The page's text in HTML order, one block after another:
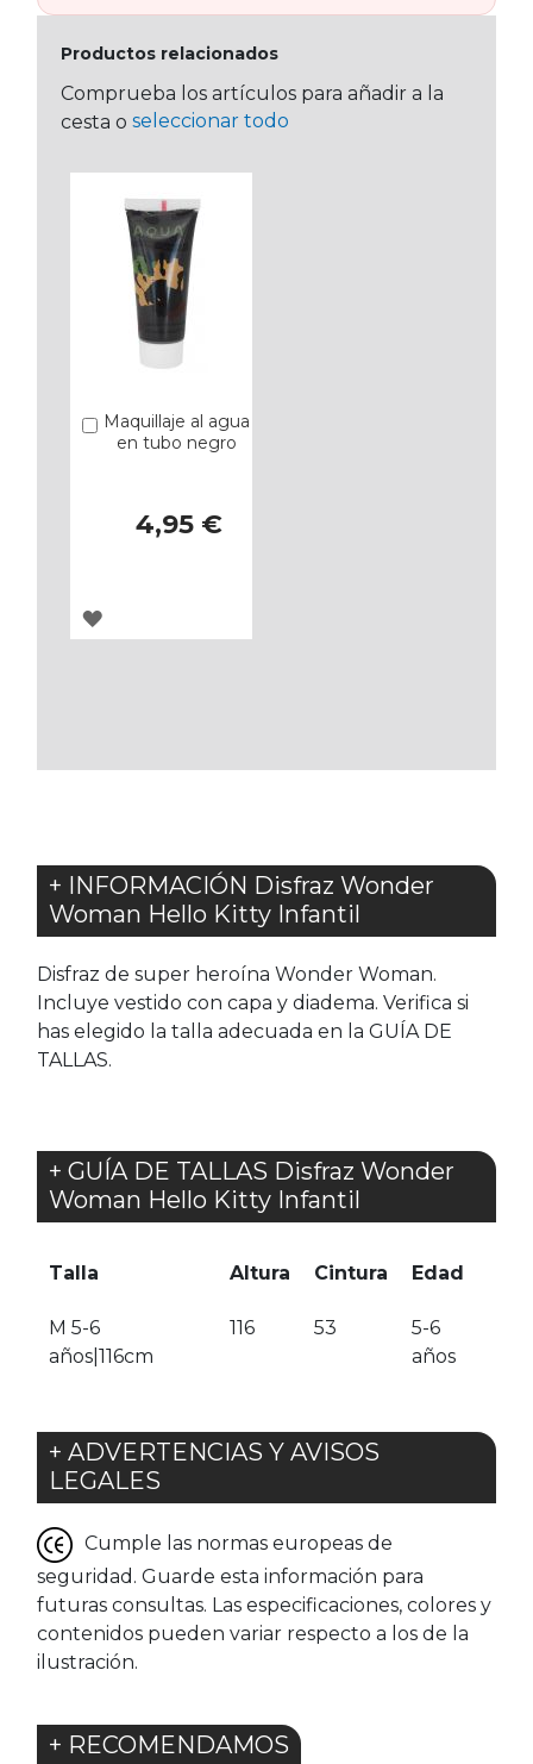
Productos relacionados
Comprueba los artículos para añadir a la
cesta o seleccionar todo
Maquillaje al agua
en tubo negro
4,95 €
Añadir
AGREGAR
+ INFORMACIÓN Disfraz Wonder
Woman Hello Kitty Infantil
Disfraz de super heroína Wonder Woman.
Incluye vestido con capa y diadema. Verifica si
has elegido la talla adecuada en la GUÍA DE
TALLAS.
+ GUÍA DE TALLAS Disfraz Wonder
Woman Hello Kitty Infantil
Talla Altura Cintura Edad
M 5-6
años|116cm
116 53
5-6
años
+ ADVERTENCIAS Y AVISOS
LEGALES
Cumple las normas europeas de
seguridad. Guarde esta información para
futuras consultas. Las especificaciones, colores y
contenidos pueden variar respecto a los de la
ilustración.
+ RECOMENDAMOS